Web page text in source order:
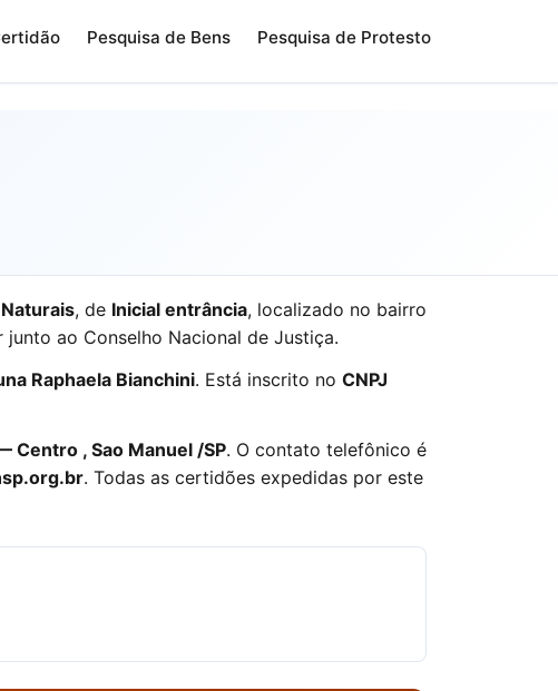
Pesquisa de Bens Pesquisa de Protesto
, de Inicial entrância, localizado no bairro
ao Conselho Nacional de Justiça.
Raphaela Bianchini. Está inscrito no CNPJ
Centro , Sao Manuel /SP. O contato telefônico é
. Todas as certidões expedidas por este